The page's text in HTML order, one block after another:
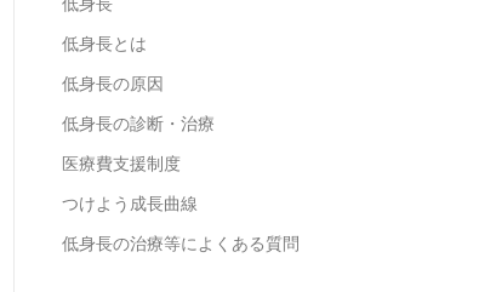
低身長とは
低身長の原因
低身長の診断・治療
医療費支援制度
つけよう成長曲線
低身長の治療等によくある質問